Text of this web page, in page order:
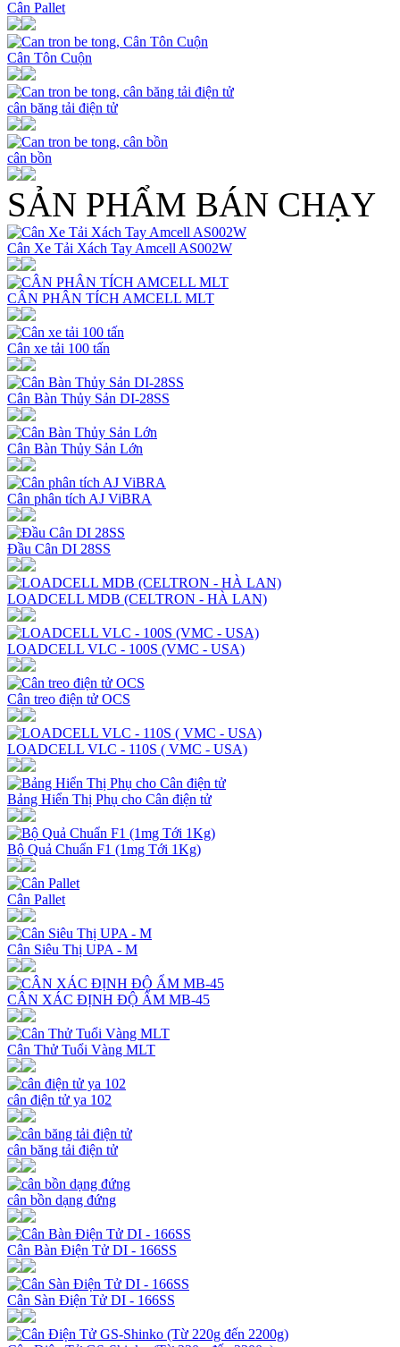
Cân Pallet
Cân Tôn Cuộn
cân băng tải điện tử
cân bồn
SẢN PHẨM BÁN CHẠY
Cân Xe Tải Xách Tay Amcell AS002W
CÂN PHÂN TÍCH AMCELL MLT
Cân xe tải 100 tấn
Cân Bàn Thủy Sản DI-28SS
Cân Bàn Thủy Sản Lớn
Cân phân tích AJ ViBRA
Đầu Cân DI 28SS
LOADCELL MDB (CELTRON - HÀ LAN)
LOADCELL VLC - 100S (VMC - USA)
Cân treo điện tử OCS
LOADCELL VLC - 110S ( VMC - USA)
Bảng Hiển Thị Phụ cho Cân điện tử
Bộ Quả Chuẩn F1 (1mg Tới 1Kg)
Cân Pallet
Cân Siêu Thị UPA - M
CÂN XÁC ĐỊNH ĐỘ ẨM MB-45
Cân Thử Tuổi Vàng MLT
cân điện tử ya 102
cân băng tải điện tử
cân bồn dạng đứng
Cân Bàn Điện Tử DI - 166SS
Cân Sàn Điện Tử DI - 166SS